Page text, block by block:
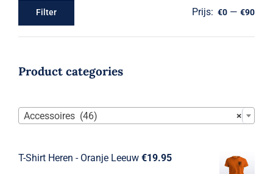
prijs
prijs
Filter Prijs: €0 —€90
Product categories
×
Accessoires (46)
T-Shirt Heren - Oranje Leeuw €19.95